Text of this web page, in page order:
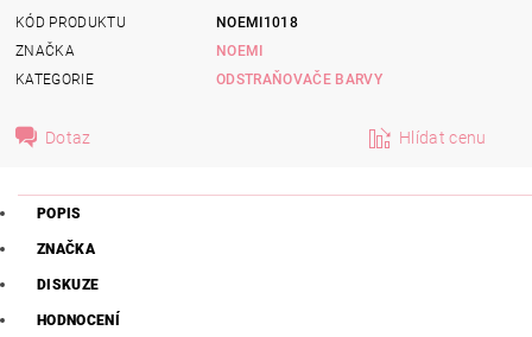
KÓD PRODUKTU
NOEMI1018
ZNAČKA
NOEMI
KATEGORIE
ODSTRAŇOVAČE BARVY
Dotaz Hlídat cenu
POPIS
ZNAČKA
DISKUZE
HODNOCENÍ